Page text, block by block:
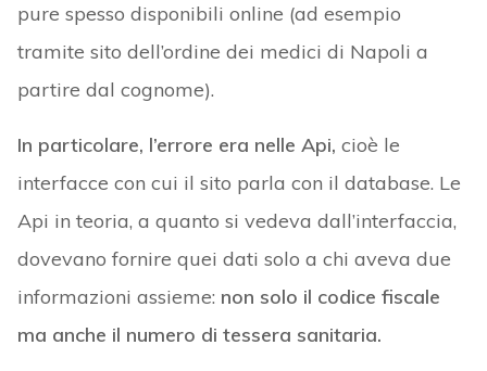
pure spesso disponibili online (ad esempio
tramite sito dell’ordine dei medici di Napoli a
partire dal cognome).
In particolare, l’errore era nelle Api, cioè le
interfacce con cui il sito parla con il database. Le
Api in teoria, a quanto si vedeva dall’interfaccia,
dovevano fornire quei dati solo a chi aveva due
informazioni assieme: non solo il codice fiscale
ma anche il numero di tessera sanitaria.